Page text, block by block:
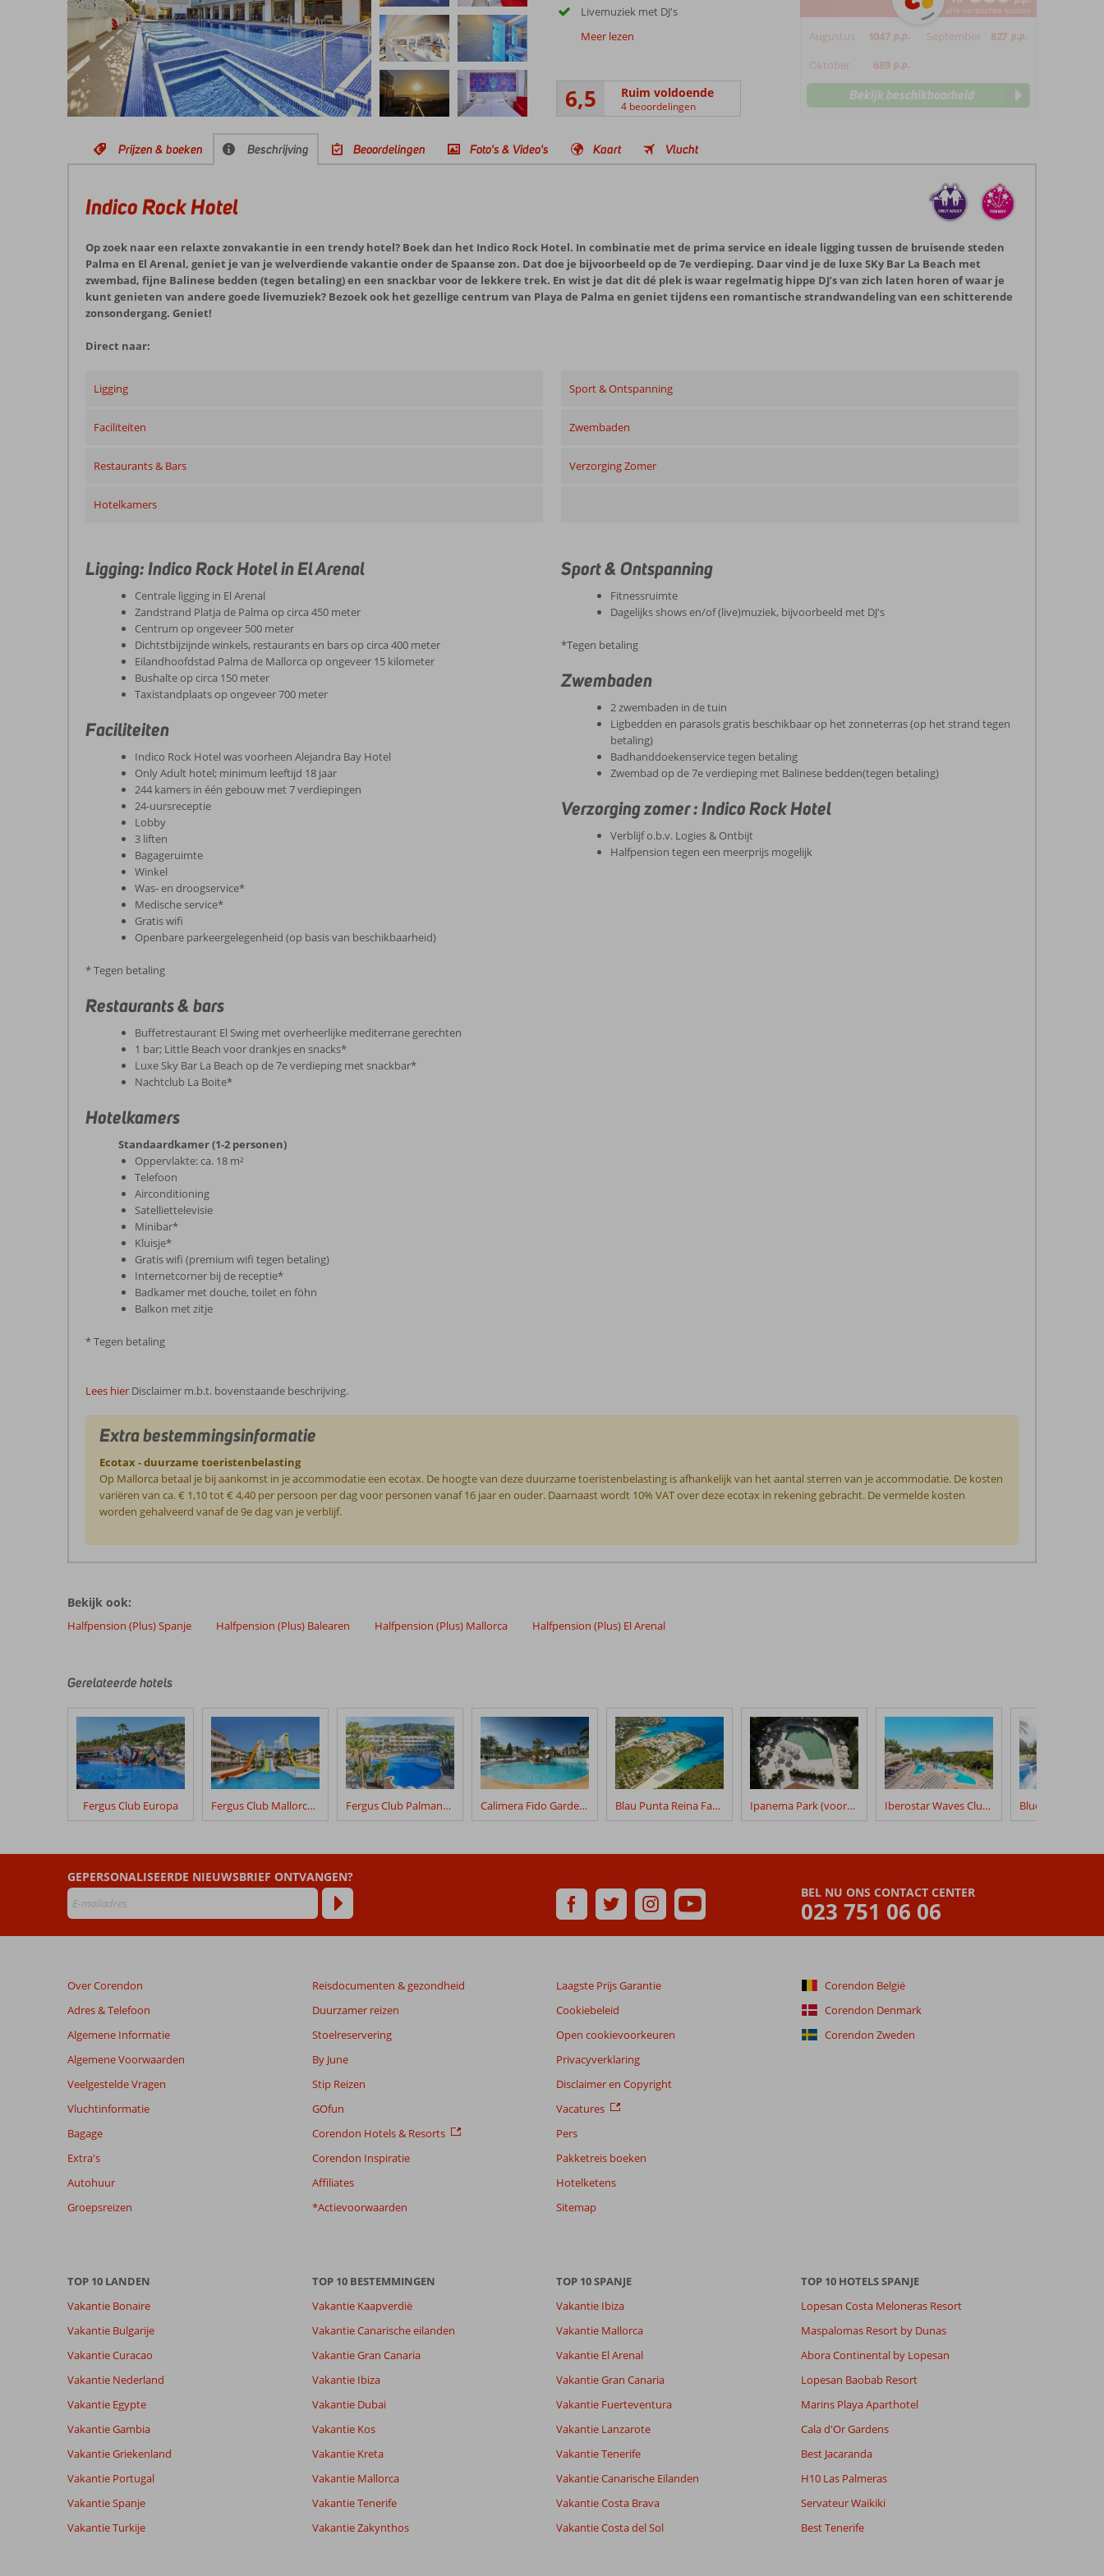
Livemuziek met DJ's
Meer lezen
6,5 Ruim voldoende
4 beoordelingen
*incl. alle verplichte kosten
Augustus 1047 p.p. September 827 p.p.
Oktober 689 p.p.
Bekijk beschikbaarheid
Prijzen & boeken Beschrijving Beoordelingen Foto's & Video's Kaart Vlucht
Indico Rock Hotel
Op zoek naar een relaxte zonvakantie in een trendy hotel? Boek dan het Indico Rock Hotel. In combinatie met de prima service en ideale ligging tussen de bruisende steden
Palma en El Arenal, geniet je van je welverdiende vakantie onder de Spaanse zon. Dat doe je bijvoorbeeld op de 7e verdieping. Daar vind je de luxe SKy Bar La Beach met
zwembad, fijne Balinese bedden (tegen betaling) en een snackbar voor de lekkere trek. En wist je dat dit dé plek is waar regelmatig hippe DJ’s van zich laten horen of waar je
kunt genieten van andere goede livemuziek? Bezoek ook het gezellige centrum van Playa de Palma en geniet tijdens een romantische strandwandeling van een schitterende
zonsondergang. Geniet!
Direct naar:
Ligging
Faciliteiten
Restaurants & Bars
Hotelkamers
Sport & Ontspanning
Zwembaden
Verzorging Zomer
Ligging: Indico Rock Hotel in El Arenal
Centrale ligging in El Arenal
Zandstrand Platja de Palma op circa 450 meter
Centrum op ongeveer 500 meter
Dichtstbijzijnde winkels, restaurants en bars op circa 400 meter
Eilandhoofdstad Palma de Mallorca op ongeveer 15 kilometer
Bushalte op circa 150 meter
Taxistandplaats op ongeveer 700 meter
Faciliteiten
Indico Rock Hotel was voorheen Alejandra Bay Hotel
Only Adult hotel; minimum leeftijd 18 jaar
244 kamers in één gebouw met 7 verdiepingen
24-uursreceptie
Lobby
3 liften
Bagageruimte
Winkel
Was- en droogservice*
Medische service*
Gratis wifi
Openbare parkeergelegenheid (op basis van beschikbaarheid)
* Tegen betaling
Restaurants & bars
Buffetrestaurant El Swing met overheerlijke mediterrane gerechten
1 bar; Little Beach voor drankjes en snacks*
Luxe Sky Bar La Beach op de 7e verdieping met snackbar*
Nachtclub La Boite*
Hotelkamers
Standaardkamer (1-2 personen)
Oppervlakte: ca. 18 m²
Telefoon
Airconditioning
Satelliettelevisie
Minibar*
Kluisje*
Gratis wifi (premium wifi tegen betaling)
Internetcorner bij de receptie*
Badkamer met douche, toilet en föhn
Balkon met zitje
* Tegen betaling
Sport & Ontspanning
Fitnessruimte
Dagelijks shows en/of (live)muziek, bijvoorbeeld met DJ's
*Tegen betaling
Zwembaden
2 zwembaden in de tuin
Ligbedden en parasols gratis beschikbaar op het zonneterras (op het strand tegen
betaling)
Badhanddoekenservice tegen betaling
Zwembad op de 7e verdieping met Balinese bedden(tegen betaling)
Verzorging zomer : Indico Rock Hotel
Verblijf o.b.v. Logies & Ontbijt
Halfpension tegen een meerprijs mogelijk
Lees hier Disclaimer m.b.t. bovenstaande beschrijving.
Extra bestemmingsinformatie
Ecotax - duurzame toeristenbelasting
Op Mallorca betaal je bij aankomst in je accommodatie een ecotax. De hoogte van deze duurzame toeristenbelasting is afhankelijk van het aantal sterren van je accommodatie. De kosten
variëren van ca. € 1,10 tot € 4,40 per persoon per dag voor personen vanaf 16 jaar en ouder. Daarnaast wordt 10% VAT over deze ecotax in rekening gebracht. De vermelde kosten
worden gehalveerd vanaf de 9e dag van je verblijf.
door
onze
klanten
hun
in
Indico
Rock
Hotel
Beoordelingen
die
zijn
dan
48
maanden
worden
niet
om
de
van
de
beoordelingen
te
beoordelingen.
4
beoordelingen
6,5
voldoende
Kamers
5,0
van onze
klanten
Alle
datum (nieuw > oud)
8,0
Gerone
El
Arenal:
Super
Ligging
Service
Bekijk ook:
Halfpension (Plus) Spanje Halfpension (Plus) Balearen Halfpension (Plus) Mallorca Halfpension (Plus) El Arenal
Gerelateerde hotels
Fergus Club Europa Fergus Club Mallorca Waterpark Fergus Club Palmanova Park Calimera Fido Gardens Blau Punta Reina Family Resort Ipanema Park (voorheen Ipanema Park & Beach) Iberostar Waves Club Cala Barca Bluesea Club
BEL NU ONS CONTACT CENTER
023 751 06 06
GEPERSONALISEERDE NIEUWSBRIEF ONTVANGEN?
Over Corendon
Adres & Telefoon
Algemene Informatie
Algemene Voorwaarden
Veelgestelde Vragen
Vluchtinformatie
Bagage
Extra's
Autohuur
Groepsreizen
Reisdocumenten & gezondheid
Duurzamer reizen
Stoelreservering
By June
Stip Reizen
GOfun
Corendon Hotels & Resorts
Corendon Inspiratie
Affiliates
*Actievoorwaarden
Laagste Prijs Garantie
Cookiebeleid
Open cookievoorkeuren
Privacyverklaring
Disclaimer en Copyright
Vacatures
Pers
Pakketreis boeken
Hotelketens
Sitemap
Corendon België
Corendon Denmark
Corendon Zweden
TOP 10 LANDEN
Vakantie Bonaire
Vakantie Bulgarije
Vakantie Curacao
Vakantie Nederland
Vakantie Egypte
Vakantie Gambia
Vakantie Griekenland
Vakantie Portugal
Vakantie Spanje
Vakantie Turkije
TOP 10 BESTEMMINGEN
Vakantie Kaapverdië
Vakantie Canarische eilanden
Vakantie Gran Canaria
Vakantie Ibiza
Vakantie Dubai
Vakantie Kos
Vakantie Kreta
Vakantie Mallorca
Vakantie Tenerife
Vakantie Zakynthos
TOP 10 SPANJE
Vakantie Ibiza
Vakantie Mallorca
Vakantie El Arenal
Vakantie Gran Canaria
Vakantie Fuerteventura
Vakantie Lanzarote
Vakantie Tenerife
Vakantie Canarische Eilanden
Vakantie Costa Brava
Vakantie Costa del Sol
TOP 10 HOTELS SPANJE
Lopesan Costa Meloneras Resort
Maspalomas Resort by Dunas
Abora Continental by Lopesan
Lopesan Baobab Resort
Marins Playa Aparthotel
Cala d'Or Gardens
Best Jacaranda
H10 Las Palmeras
Servateur Waikiki
Best Tenerife